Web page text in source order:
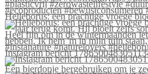
Helleborus: een prachtige vroege
Instagram bericht
Een bierdopje hergebruiken om je